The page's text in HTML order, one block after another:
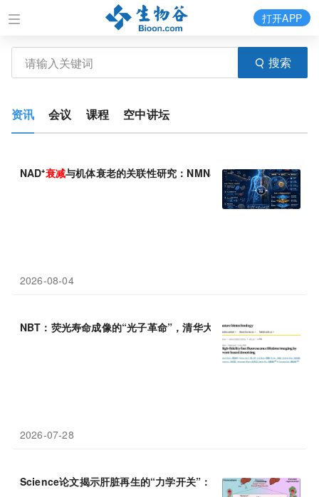
搜索
打开APP
资讯 会议 课程 空中讲坛
NAD⁺衰减与机体衰老的关联性研究：NMN补充机制与PAM技术赋
2026-08-04
NBT：荧光寿命成像的“光子革命”，清华大学戴琼海/吴嘉敏通过
2026-07-28
Science论文揭示肝脏再生的“力学开关”：PIEZO1感知张力，驱动